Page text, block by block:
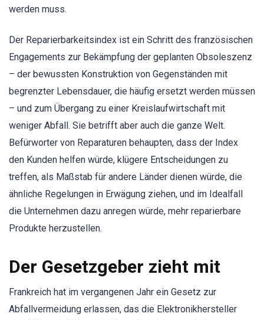
werden muss.
Der Reparierbarkeitsindex ist ein Schritt des französischen
Engagements zur Bekämpfung der geplanten Obsoleszenz
– der bewussten Konstruktion von Gegenständen mit
begrenzter Lebensdauer, die häufig ersetzt werden müssen
– und zum Übergang zu einer Kreislaufwirtschaft mit
weniger Abfall. Sie betrifft aber auch die ganze Welt.
Befürworter von Reparaturen behaupten, dass der Index
den Kunden helfen würde, klügere Entscheidungen zu
treffen, als Maßstab für andere Länder dienen würde, die
ähnliche Regelungen in Erwägung ziehen, und im Idealfall
die Unternehmen dazu anregen würde, mehr reparierbare
Produkte herzustellen.
Der Gesetzgeber zieht mit
Frankreich hat im vergangenen Jahr ein Gesetz zur
Abfallvermeidung erlassen, das die Elektronikhersteller